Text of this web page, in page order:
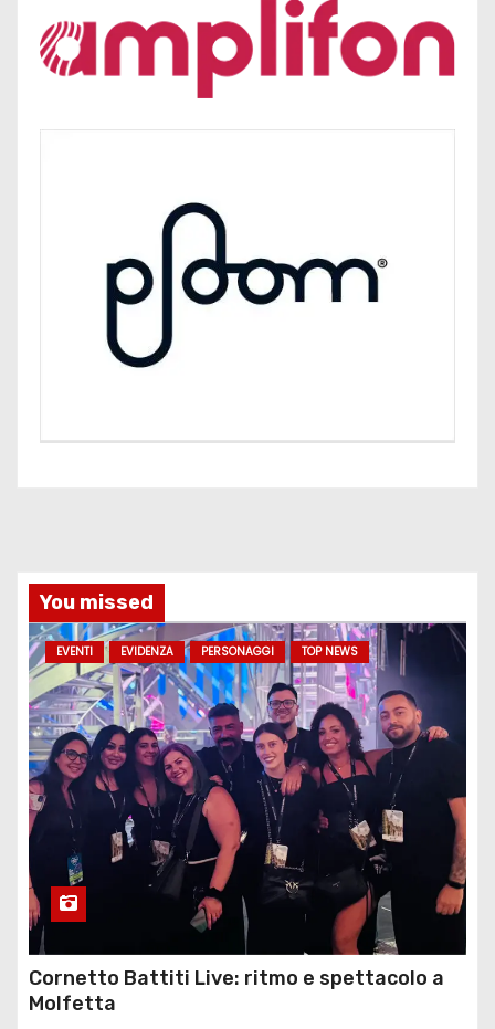
You missed
EVENTI EVIDENZA PERSONAGGI TOP NEWS
Cornetto Battiti Live: ritmo e spettacolo a
Molfetta